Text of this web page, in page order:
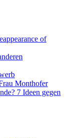
of
Monthofer
7 Ideen gegen